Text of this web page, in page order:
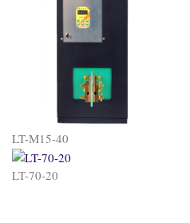
LT-M15-40
LT-70-20